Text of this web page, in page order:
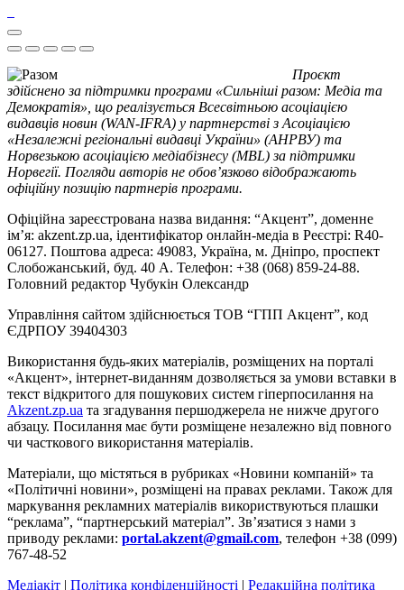
Проєкт
здійснено за підтримки програми «Сильніші разом: Медіа та
Демократія», що реалізується Всесвітньою асоціацією
видавців новин (WAN-IFRA) у партнерстві з Асоціацією
«Незалежні регіональні видавці України» (АНРВУ) та
Норвезькою асоціацією медіабізнесу (MBL) за підтримки
Норвегії. Погляди авторів не обов’язково відображають
офіційну позицію партнерів програми.
Офіційна зареєстрована назва видання: “Акцент”, доменне
ім’я: akzent.zp.ua, ідентифікатор онлайн-медіа в Реєстрі: R40-
06127. Поштова адреса: 49083, Україна, м. Дніпро, проспект
Слобожанський, буд. 40 А. Телефон: +38 (068) 859-24-88.
Головний редактор Чубукін Олександр
Управління сайтом здійснюється ТОВ “ГПП Акцент”, код
ЄДРПОУ 39404303
Використання будь-яких матеріалів, розміщених на порталі
«Акцент», інтернет-виданням дозволяється за умови вставки в
текст відкритого для пошукових систем гіперпосилання на
Akzent.zp.ua та згадування першоджерела не нижче другого
абзацу. Посилання має бути розміщене незалежно від повного
чи часткового використання матеріалів.
Матеріали, що містяться в рубриках «Новини компаній» та
«Політичні новини», розміщені на правах реклами. Також для
маркування рекламних матеріалів використвуються плашки
“реклама”, “партнерський матеріал”. Зв’язатися з нами з
приводу реклами: portal.akzent@gmail.com, телефон +38 (099)
767-48-52
Медіакіт | Політика конфіденційності | Редакційна політика